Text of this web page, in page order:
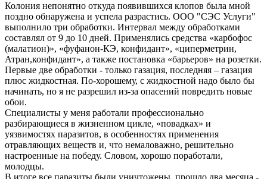
Колония непонятно откуда появившихся клопов была мной
поздно обнаружена и успела разрастись. ООО "СЭС Услуги"
выполнило три обработки. Интервал между обработками
составлял от 9 до 10 дней. Применялись средства «карбофос
(малатион)», «фуфанон-КЭ, конфидант», «циперметрин,
Атран,конфидант», а также постановка «барьеров» на розетки.
Первые две обработки - только газация, последняя – газация
плюс жидкостная. По-хорошему, с жидкостной надо было бы
начинать, но я не разрешил из-за опасений повредить новые
обои.
Специалисты у меня работали профессионально
разбирающиеся в жизненном цикле, «повадках» и
уязвимостях паразитов, в особенностях применения
отравляющих веществ и, что немаловажно, решительно
настроенные на победу. Словом, хорошо поработали,
молодцы.
В итоге все паразиты были уничтожены, прошло два месяца -